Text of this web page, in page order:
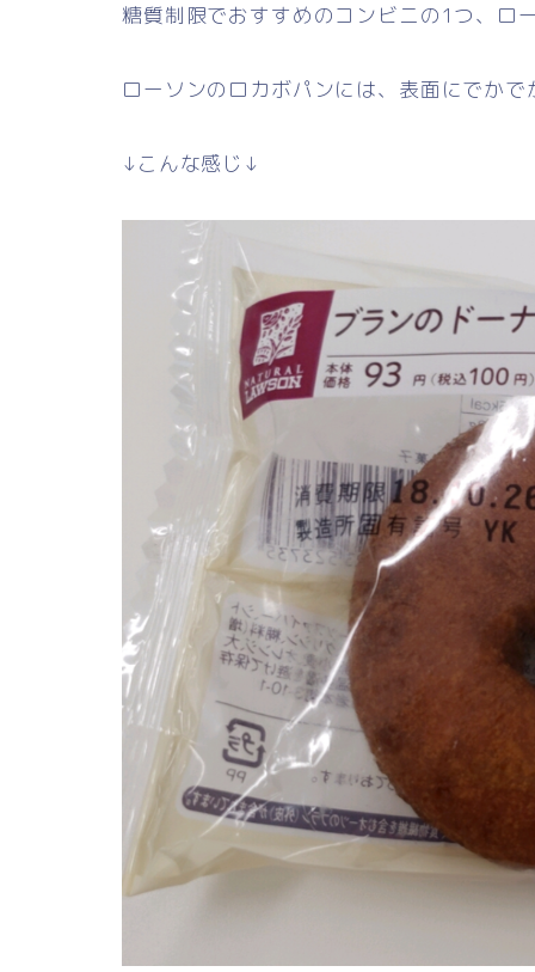
糖質制限でおすすめのコンビニの1つ、ロ
ローソンのロカボパンには、表面にでか
↓こんな感じ↓